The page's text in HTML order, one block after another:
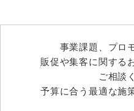
事業課題、プロ
販促や集客に関する
ご相談
予算に合う最適な施